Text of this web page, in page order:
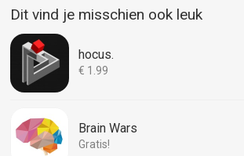
Dit vind je misschien ook leuk
hocus.
€ 1.99
Brain Wars
Gratis!